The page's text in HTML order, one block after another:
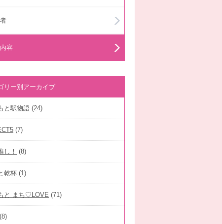
容
リー別アーカイブ
と駅物語 (24)
(7)
し！ (8)
乾杯 (1)
と まち♡LOVE (71)
(8)